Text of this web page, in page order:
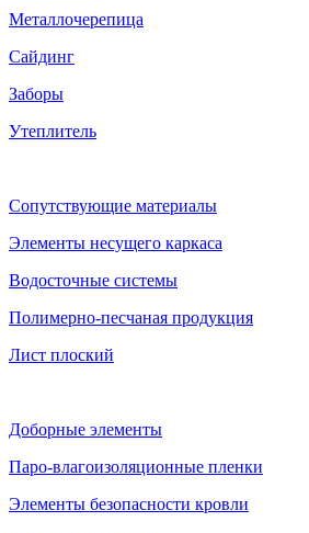
Металлочерепица
Сайдинг
Заборы
Утеплитель
Сопутствующие материалы
Элементы несущего каркаса
Водосточные системы
Полимерно-песчаная продукция
Лист плоский
Доборные элементы
Паро-влагоизоляционные пленки
Элементы безопасности кровли